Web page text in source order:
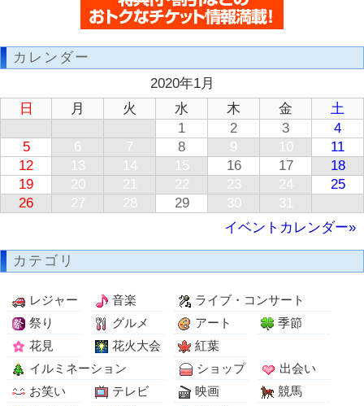
カレンダー
2020年1月
日
月 火 水 木 金
土
1
2 3
4
5
6 7 8 9 10
11
12
13 14 15 16 17
18
19
20 21 22 23 24
25
26
27 28 29 30
31
イベントカレンダー»
カテゴリ
レジャー 音楽
ライブ・コンサート
祭り
グルメ アート
季節
花見
花火大会
紅葉
イルミネーション
ショップ
出会い
お笑い
テレビ 映画
競馬